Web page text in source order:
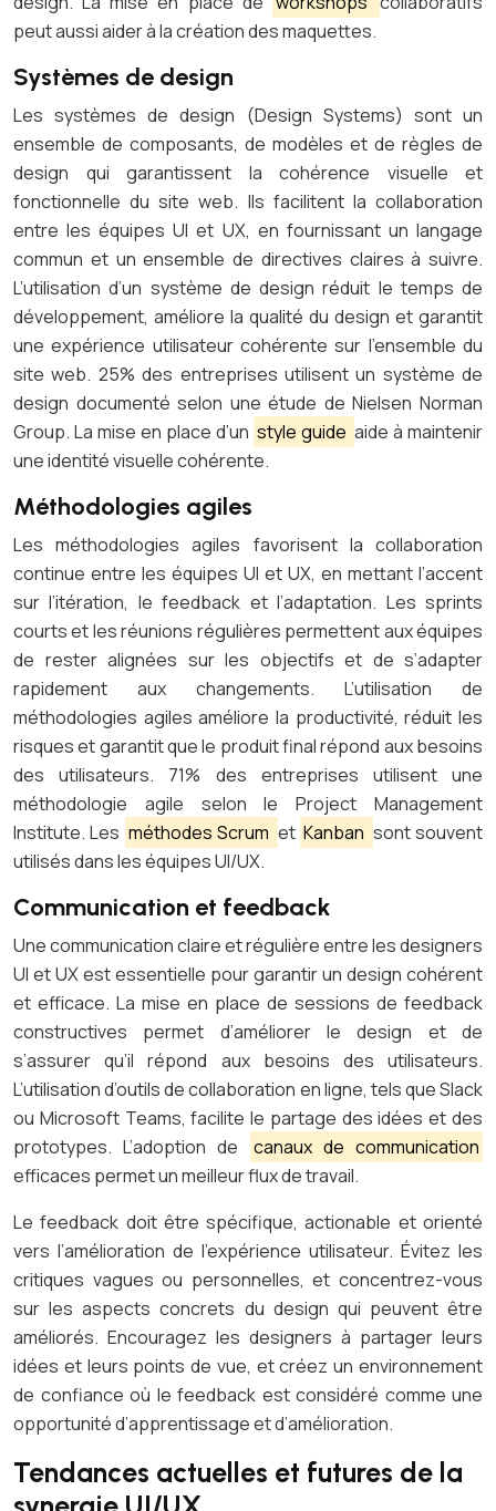
peut aussi aider à la création des maquettes.
Systèmes de design
Les systèmes de design (Design Systems) sont un
ensemble de composants, de modèles et de règles de
design qui garantissent la cohérence visuelle et
fonctionnelle du site web. Ils facilitent la collaboration
entre les équipes UI et UX, en fournissant un langage
commun et un ensemble de directives claires à suivre.
L’utilisation d’un système de design réduit le temps de
développement, améliore la qualité du design et garantit
une expérience utilisateur cohérente sur l’ensemble du
site web. 25% des entreprises utilisent un système de
design documenté selon une étude de Nielsen Norman
Group. La mise en place d’un style guide aide à maintenir
une identité visuelle cohérente.
Méthodologies agiles
Les méthodologies agiles favorisent la collaboration
continue entre les équipes UI et UX, en mettant l’accent
sur l’itération, le feedback et l’adaptation. Les sprints
courts et les réunions régulières permettent aux équipes
de rester alignées sur les objectifs et de s’adapter
rapidement aux changements. L’utilisation de
méthodologies agiles améliore la productivité, réduit les
risques et garantit que le produit final répond aux besoins
des utilisateurs. 71% des entreprises utilisent une
méthodologie agile selon le Project Management
Institute. Les méthodes Scrum et Kanban sont souvent
utilisés dans les équipes UI/UX.
Communication et feedback
Une communication claire et régulière entre les designers
UI et UX est essentielle pour garantir un design cohérent
et efficace. La mise en place de sessions de feedback
constructives permet d’améliorer le design et de
s’assurer qu’il répond aux besoins des utilisateurs.
L’utilisation d’outils de collaboration en ligne, tels que Slack
ou Microsoft Teams, facilite le partage des idées et des
prototypes. L’adoption de
canaux de communication
efficaces permet un meilleur flux de travail.
Le feedback doit être spécifique, actionable et orienté
vers l’amélioration de l’expérience utilisateur. Évitez les
critiques vagues ou personnelles, et concentrez-vous
sur les aspects concrets du design qui peuvent être
améliorés. Encouragez les designers à partager leurs
idées et leurs points de vue, et créez un environnement
de confiance où le feedback est considéré comme une
opportunité d’apprentissage et d’amélioration.
Tendances actuelles et futures de la